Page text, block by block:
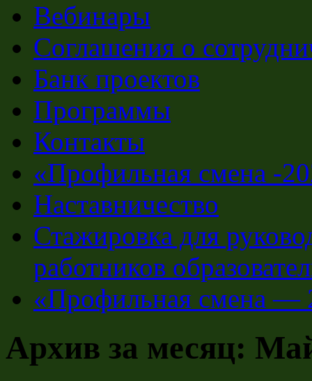
Вебинары
Соглашения о
Банк проектов
Программы
Контакты
«Профильная смена -
Наставничество
Стажировка для
работников
«Профильная смена —
Архив за месяц: